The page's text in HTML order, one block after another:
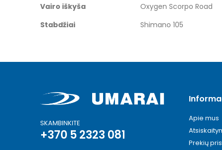
Vairo iškyša
Oxygen Scorpo Road
Stabdžiai
Shimano 105
SKAMBINKITE
+370 5 2323 081
Apie mus
Prekių